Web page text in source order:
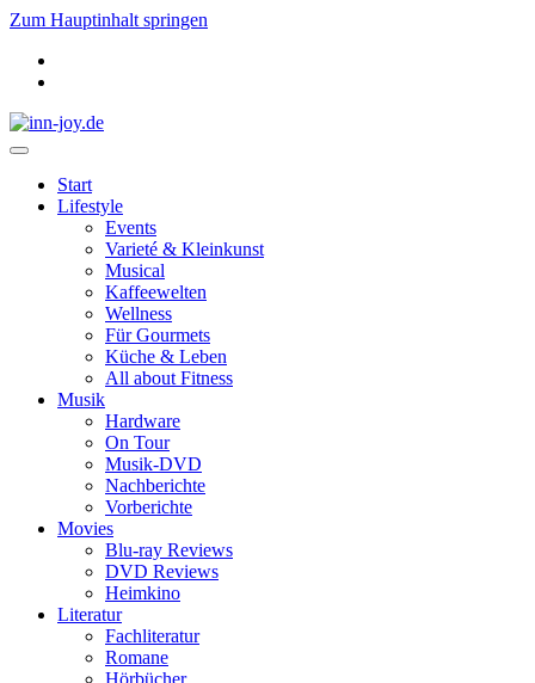
Zum Hauptinhalt springen
Start
Lifestyle
Events
Varieté & Kleinkunst
Musical
Kaffeewelten
Wellness
Für Gourmets
Küche & Leben
All about Fitness
Musik
Hardware
On Tour
Musik-DVD
Nachberichte
Vorberichte
Movies
Blu-ray Reviews
DVD Reviews
Heimkino
Literatur
Fachliteratur
Romane
Hörbücher